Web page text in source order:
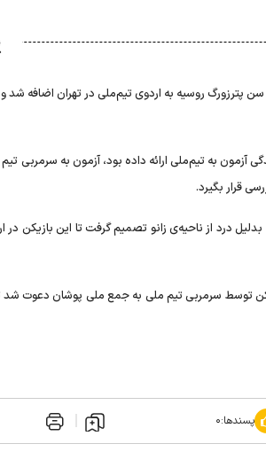
پترزورگ روسیه به اردوی تیم‌ملی در تهران اضافه شد
آزمون به تیم‌ملی ارائه داده بود، آزمون به سرمربی
قرار بگیرد.
بدلیل درد از ناحیه‌ی زانو تصمیم گرفت تا این
توسط سرمربی تیم ملی به جمع ملی پوشان دعوت
پسندها:۰